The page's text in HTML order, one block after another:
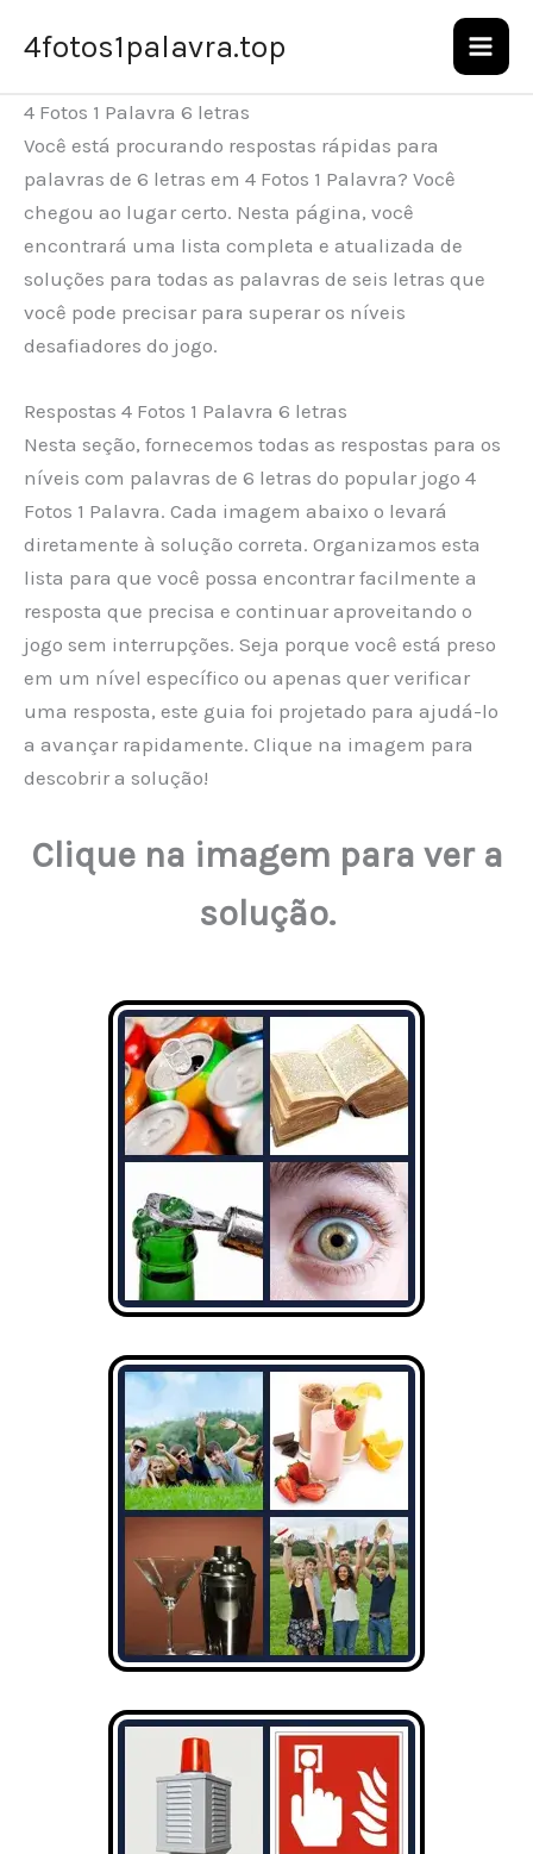
para
conteúdo
4fotos1palavra.top
4 Fotos 1 Palavra 6 letras
Você está procurando respostas rápidas para
palavras de 6 letras em 4 Fotos 1 Palavra? Você
chegou ao lugar certo. Nesta página, você
encontrará uma lista completa e atualizada de
soluções para todas as palavras de seis letras que
você pode precisar para superar os níveis
desafiadores do jogo.
Respostas 4 Fotos 1 Palavra 6 letras
Nesta seção, fornecemos todas as respostas para os
níveis com palavras de 6 letras do popular jogo 4
Fotos 1 Palavra. Cada imagem abaixo o levará
diretamente à solução correta. Organizamos esta
lista para que você possa encontrar facilmente a
resposta que precisa e continuar aproveitando o
jogo sem interrupções. Seja porque você está preso
em um nível específico ou apenas quer verificar
uma resposta, este guia foi projetado para ajudá-lo
a avançar rapidamente. Clique na imagem para
descobrir a solução!
Clique na imagem para ver a
solução.